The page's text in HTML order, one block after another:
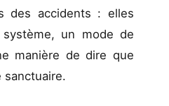
des accidents : elles
un mode de
manière de dire que
sanctuaire.